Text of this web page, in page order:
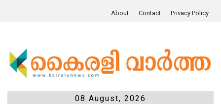
About Contact Privacy Policy
08 August, 2026